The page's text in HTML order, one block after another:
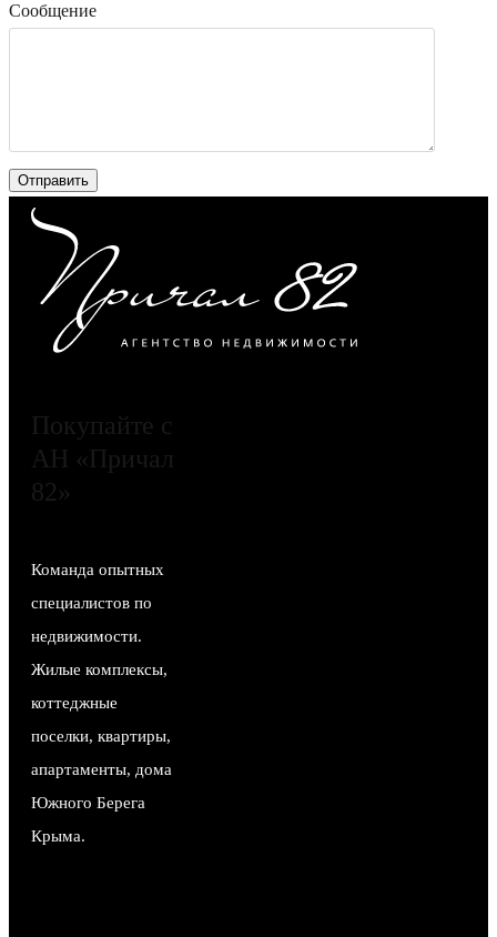
Сообщение
Покупайте с
АН «Причал
82»
Команда опытных
специалистов по
недвижимости.
Жилые комплексы,
коттеджные
поселки, квартиры,
апартаменты, дома
Южного Берега
Крыма.